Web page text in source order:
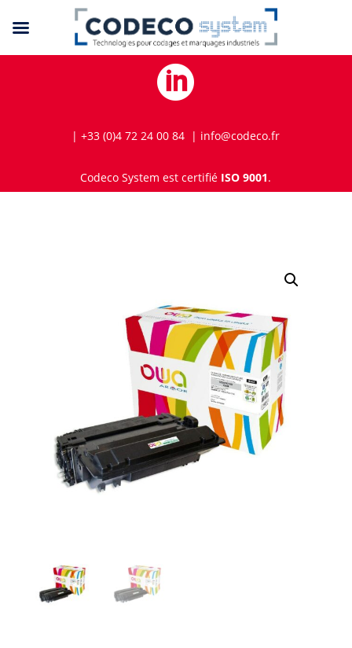

| +33 (0)4 72 24 00 84 | info@codeco.fr
Codeco System est certifié ISO 9001.